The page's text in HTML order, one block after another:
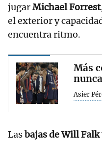
jugarMichael Forrest
el exterior y
encuentra ritmo.
Más
Asier
Lasbajas de Will